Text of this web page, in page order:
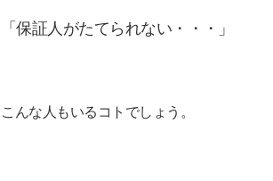
「保証人がたてられない・・・」
こんな人もいるコトでしょう。